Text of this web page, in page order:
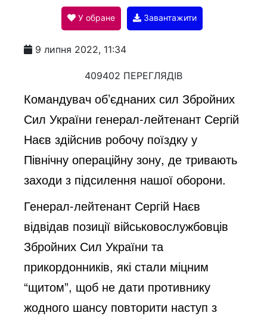
a
y
V
i
d
e
o
У обране Завантажити
9 липня 2022, 11:34
409402 ПЕРЕГЛЯДІВ
Командувач об’єднаних сил Збройних
Сил України генерал-лейтенант Сергій
Наєв здійснив робочу поїздку у
Північну операційну зону, де тривають
заходи з підсилення нашої оборони.
Генерал-лейтенант Сергій Наєв
відвідав позиції військовослужбовців
Збройних Сил України та
прикордонників, які стали міцним
“щитом”, щоб не дати противнику
жодного шансу повторити наступ з